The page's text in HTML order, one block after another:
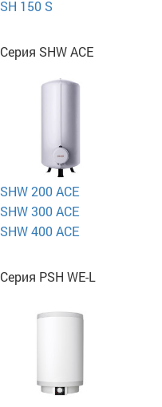
SH 150 S
Серия SHW ACE
SHW 200 ACE
SHW 300 ACE
SHW 400 ACE
Серия PSH WE-L